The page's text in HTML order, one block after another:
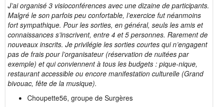
J’ai organisé 3 visioconférences avec une dizaine de participants.
Malgré le son parfois peu confortable, l’exercice fut néanmoins
fort sympathique. Pour les sorties, en général, seuls les amis et
connaissances s’inscrivent, entre 4 et 5 personnes. Rarement de
nouveaux inscrits. Je privilégie les sorties courtes qui n’engagent
pas de frais pour l’organisateur (réservation de nuitées par
exemple) et qui conviennent à tous les budgets : pique-nique,
restaurant accessible ou encore manifestation culturelle (Grand
bivouac, fête de la musique).
Choupette56, groupe de Surgères